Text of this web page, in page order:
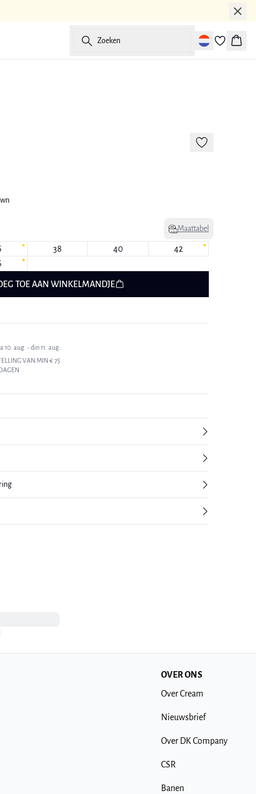
Zoeken
Maattabel
38 40
42
TOE AAN WINKELMANDJE
aug. - din 11. aug.
VAN MIN € 75
OVER ONS
Over Cream
Nieuwsbrief
Over DK Company
CSR
Banen